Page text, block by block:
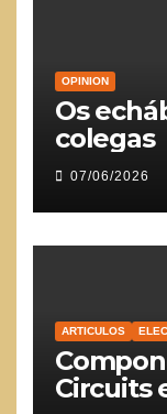
OPINION
Os
colegas
07/06/2026
ARTICULOS
Circuits